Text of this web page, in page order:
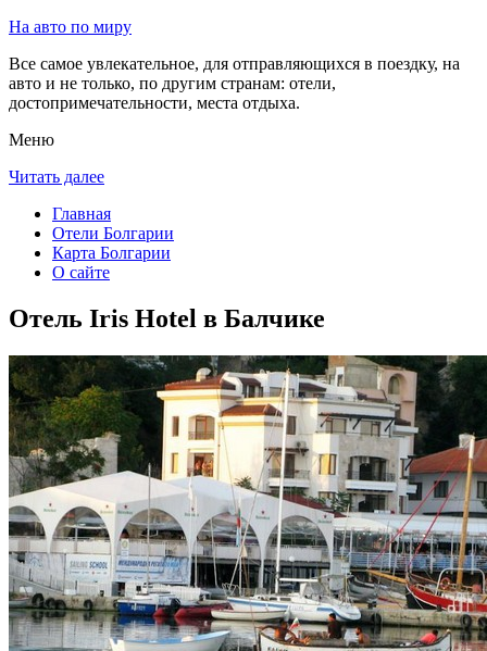
На авто по миру
Все самое увлекательное, для отправляющихся в поездку, на
авто и не только, по другим странам: отели,
достопримечательности, места отдыха.
Меню
Читать далее
Главная
Отели Болгарии
Карта Болгарии
О сайте
Отель Iris Hotel в Балчике